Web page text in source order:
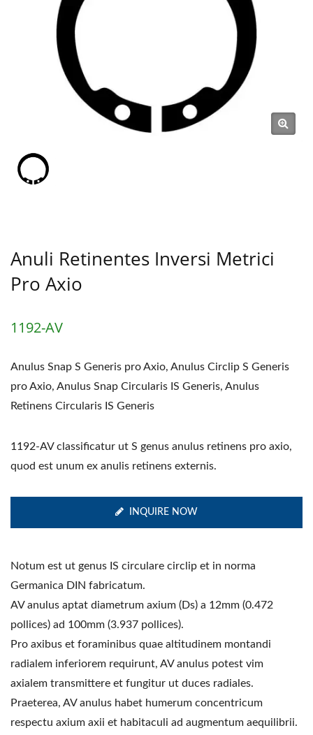
Rondella, Muta Nutrix, Clavis,
Anulus Adhaerens, Acus) Ex
Anno 1991 | SHOU LONG
Anuli Retinentes Inversi Metrici
Pro Axio
1192-AV
Anulus Snap S Generis pro Axio, Anulus Circlip S Generis
pro Axio, Anulus Snap Circularis IS Generis, Anulus
Retinens Circularis IS Generis
1192-AV classificatur ut S genus anulus retinens pro axio,
quod est unum ex anulis retinens externis.
INQUIRE NOW
Notum est ut genus IS circulare circlip et in norma
Germanica DIN fabricatum.
AV anulus aptat diametrum axium (Ds) a 12mm (0.472
pollices) ad 100mm (3.937 pollices).
Pro axibus et foraminibus quae altitudinem montandi
radialem inferiorem requirunt, AV anulus potest vim
axialem transmittere et fungitur ut duces radiales.
Praeterea, AV anulus habet humerum concentricum
respectu axium axii et habitaculi ad augmentum aequilibrii.